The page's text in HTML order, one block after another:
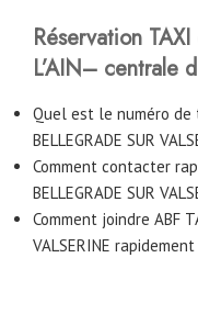
Réservation
L’AIN– centrale
Quel est le numéro de
BELLEGRADE SUR
Comment contacter
BELLEGRADE SUR
Comment joindre ABF
VALSERINE